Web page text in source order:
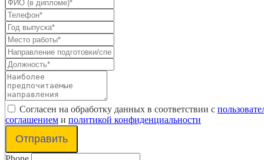
Согласен на обработку данных в соответствии с
соглашением и политикой конфиденциальности
Отправить